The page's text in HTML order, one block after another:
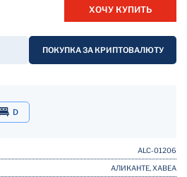
ХОЧУ КУПИТЬ
ПОКУПКА ЗА КРИПТОВАЛЮТУ
D
ALC-01206
АЛИКАНТЕ, ХАВЕА